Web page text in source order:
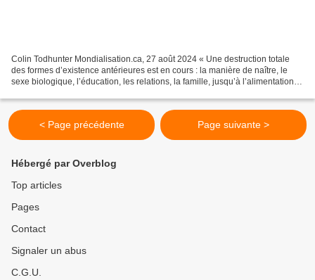
Colin Todhunter Mondialisation.ca, 27 août 2024 « Une destruction totale
des formes d’existence antérieures est en cours : la manière de naître, le
sexe biologique, l’éducation, les relations, la famille, jusqu’à l’alimentation,
< Page précédente Page suivante >
Hébergé par Overblog
Top articles
Pages
Contact
Signaler un abus
C.G.U.